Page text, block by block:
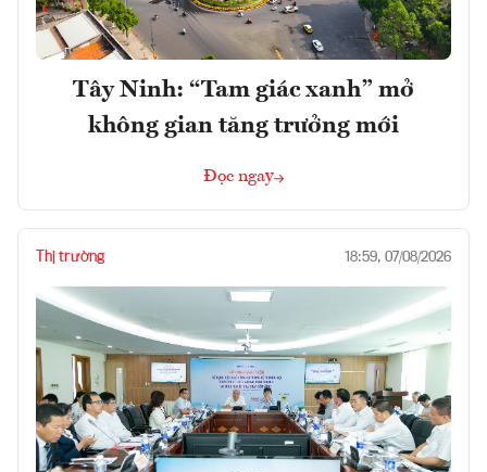
Tây Ninh: “Tam giác xanh” mở
không gian tăng trưởng mới
Đọc ngay
Thị trường 18:59, 07/08/2026